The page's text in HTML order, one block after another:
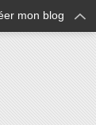
mon blog